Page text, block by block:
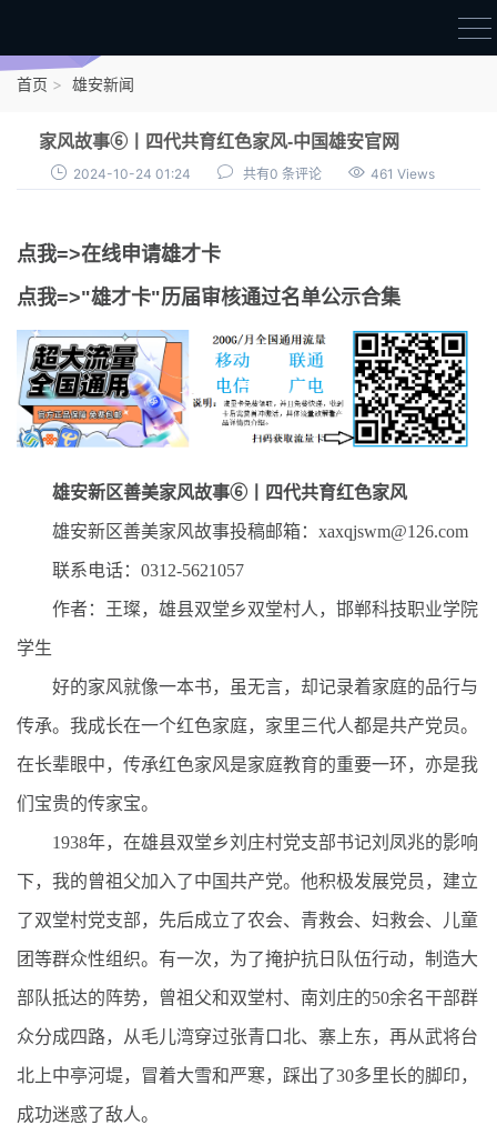
点我申领雄才卡
雄才卡资讯
雄安新闻
首页 雄安新闻
家风故事⑥丨四代共育红色家风-中国雄安官网
2024-10-24 01:24 共有0 条评论 461 Views
点我=>在线申请雄才卡
点我=>"雄才卡"历届审核通过名单公示合集
雄安新区善美家风故事⑥丨四代共育红色家风
雄安新区善美家风故事投稿邮箱：xaxqjswm@126.com
联系电话：0312-5621057
作者：王璨，雄县双堂乡双堂村人，邯郸科技职业学院
学生
好的家风就像一本书，虽无言，却记录着家庭的品行与
传承。我成长在一个红色家庭，家里三代人都是共产党员。
在长辈眼中，传承红色家风是家庭教育的重要一环，亦是我
们宝贵的传家宝。
1938年，在雄县双堂乡刘庄村党支部书记刘凤兆的影响
下，我的曾祖父加入了中国共产党。他积极发展党员，建立
了双堂村党支部，先后成立了农会、青救会、妇救会、儿童
团等群众性组织。有一次，为了掩护抗日队伍行动，制造大
部队抵达的阵势，曾祖父和双堂村、南刘庄的50余名干部群
众分成四路，从毛儿湾穿过张青口北、寨上东，再从武将台
北上中亭河堤，冒着大雪和严寒，踩出了30多里长的脚印，
成功迷惑了敌人。